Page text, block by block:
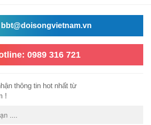
bbt@doisongvietnam.vn
0989 316 721
thông tin hot nhất từ
!